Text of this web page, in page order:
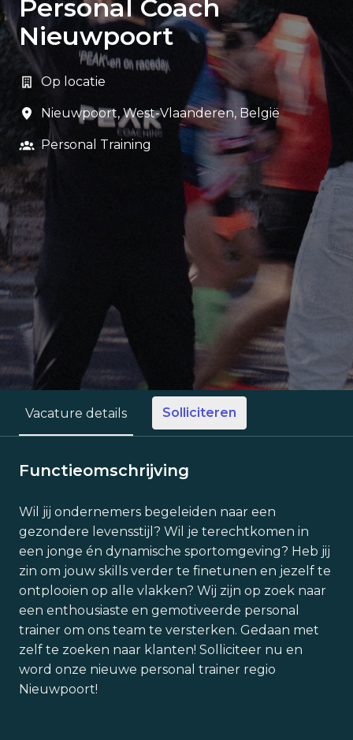
Personal Coach
Nieuwpoort
Op locatie
Nieuwpoort, West-Vlaanderen, België
Personal Training
Vacature details Solliciteren
Functieomschrijving
Wil jij ondernemers begeleiden naar een
gezondere levensstijl? Wil je terechtkomen in
een jonge én dynamische sportomgeving? Heb jij
zin om jouw skills verder te finetunen en jezelf te
ontplooien op alle vlakken? Wij zijn op zoek naar
een enthousiaste en gemotiveerde personal
trainer om ons team te versterken. Gedaan met
zelf te zoeken naar klanten! Solliciteer nu en
word onze nieuwe personal trainer regio
Nieuwpoort!